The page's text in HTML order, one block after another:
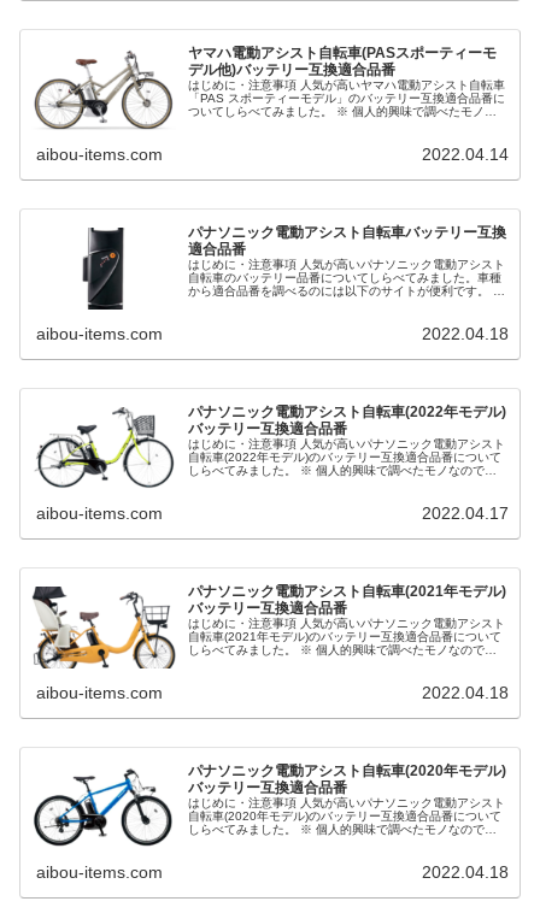
ヤマハ電動アシスト自転車(PASスポーティーモ
デル他)バッテリー互換適合品番
はじめに・注意事項 人気が高いヤマハ電動アシスト自転車
「PAS スポーティーモデル」のバッテリー互換適合品番に
ついてしらべてみました。 ※ 個人的興味で調べたモノな
aibou-items.com 2022.04.14
パナソニック電動アシスト自転車バッテリー互換
適合品番
はじめに・注意事項 人気が高いパナソニック電動アシスト
自転車のバッテリー品番についてしらべてみました。車種
から適合品番を調べるのには以下のサイトが便利です。 ※
aibou-items.com 2022.04.18
パナソニック電動アシスト自転車(2022年モデル)
バッテリー互換適合品番
はじめに・注意事項 人気が高いパナソニック電動アシスト
自転車(2022年モデル)のバッテリー互換適合品番について
しらべてみました。 ※ 個人的興味で調べたモノなので正
aibou-items.com 2022.04.17
パナソニック電動アシスト自転車(2021年モデル)
バッテリー互換適合品番
はじめに・注意事項 人気が高いパナソニック電動アシスト
自転車(2021年モデル)のバッテリー互換適合品番について
しらべてみました。 ※ 個人的興味で調べたモノなので正
aibou-items.com 2022.04.18
パナソニック電動アシスト自転車(2020年モデル)
バッテリー互換適合品番
はじめに・注意事項 人気が高いパナソニック電動アシスト
自転車(2020年モデル)のバッテリー互換適合品番について
しらべてみました。 ※ 個人的興味で調べたモノなので正
aibou-items.com 2022.04.18